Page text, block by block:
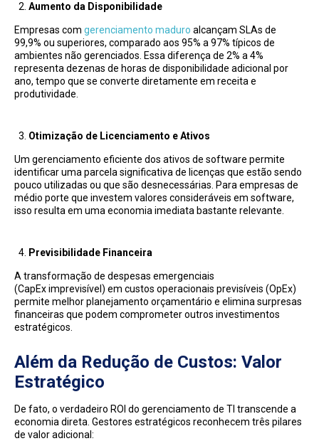
Aumento da Disponibilidade
Empresas com gerenciamento maduro alcançam SLAs de
99,9% ou superiores, comparado aos 95% a 97% típicos de
ambientes não gerenciados. Essa diferença de 2% a 4%
representa dezenas de horas de disponibilidade adicional por
ano, tempo que se converte diretamente em receita e
produtividade.
Otimização de Licenciamento e Ativos
Um gerenciamento eficiente dos ativos de software permite
identificar uma parcela significativa de licenças que estão sendo
pouco utilizadas ou que são desnecessárias. Para empresas de
médio porte que investem valores consideráveis em software,
isso resulta em uma economia imediata bastante relevante.
Previsibilidade Financeira
A transformação de despesas emergenciais
(CapEx imprevisível) em custos operacionais previsíveis (OpEx)
permite melhor planejamento orçamentário e elimina surpresas
financeiras que podem comprometer outros investimentos
estratégicos.
Além da Redução de Custos: Valor
Estratégico
De fato, o verdadeiro ROI do gerenciamento de TI transcende a
economia direta. Gestores estratégicos reconhecem três pilares
de valor adicional: